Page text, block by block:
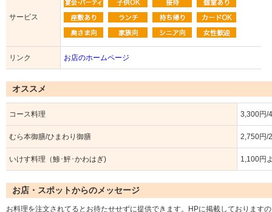
サービス
リンク お店のホームページ
オススメ
コース料理 3,300円/
むら本御膳/ひまわり御膳 2,750円/
いけす料理（鯵･鮃･かわはぎ) 1,100円
お店・スポットからのメッセージ
お料理を注文されてるとお待たせせずに提供できます。HPに掲載しております